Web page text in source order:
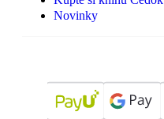
Novinky